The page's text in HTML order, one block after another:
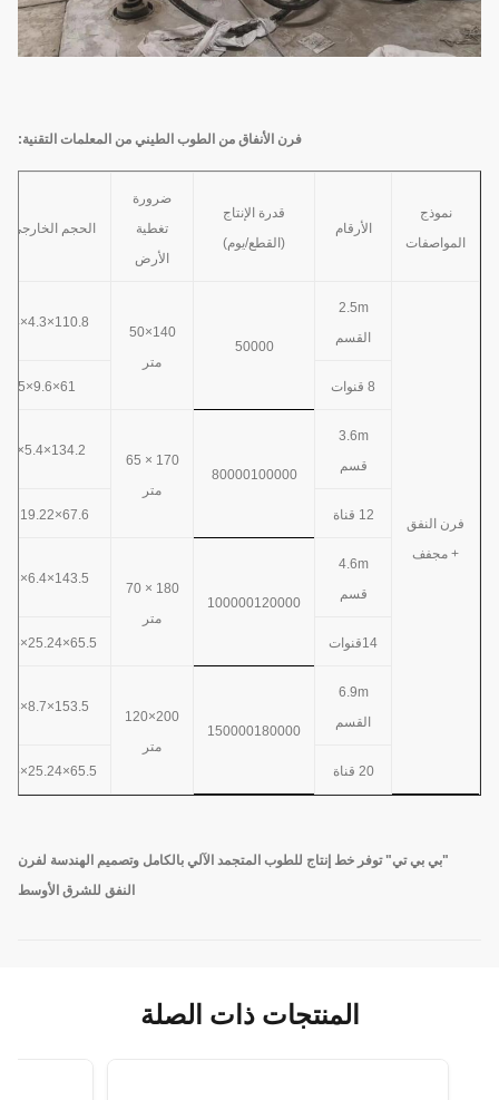
فرن الأنفاق من الطوب الطيني من المعلمات التقنية:
نموذج
المواصفات
الأرقام
قدرة الإنتاج
(القطع/يوم)
ضرورة
تغطية
الأرض
الحجم الخارجي
فرن النفق
+ مجفف
2.5m
القسم
50000
140×50
متر
110.8×4.3×234
8 قنوات 61×9.6×15
3.6m
قسم
80000100000
170 × 65
متر
134.2×5.4×36
12 قناة 67.6×19.22×15
4.6m
قسم
100000120000
180 × 70
متر
143.5×6.4×333
14قنوات 65.5×25.24×3285
6.9m
القسم
150000180000
200×120
متر
153.5×8.7×333
20 قناة 65.5×25.24×3285
"بي بي تي" توفر خط إنتاج للطوب المتجمد الآلي بالكامل وتصميم الهندسة لفرن
النفق للشرق الأوسط
المنتجات ذات الصلة